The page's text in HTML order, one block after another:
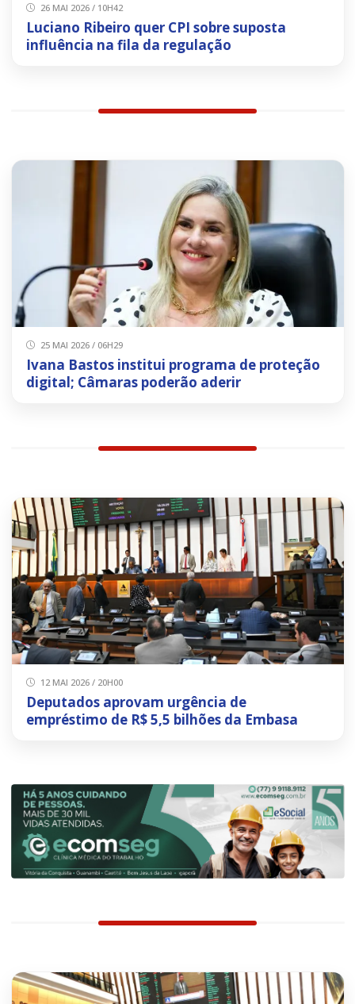
26 MAI 2026 / 10H42
Luciano Ribeiro quer CPI sobre suposta
influência na fila da regulação
25 MAI 2026 / 06H29
Ivana Bastos institui programa de proteção
digital; Câmaras poderão aderir
12 MAI 2026 / 20H00
Deputados aprovam urgência de
empréstimo de R$ 5,5 bilhões da Embasa